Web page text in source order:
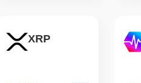
BITCOIN HACKERS
'Ekstremalnie złe': Zespół
XRP